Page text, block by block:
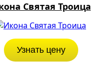
Святая Троица
Узнать цену